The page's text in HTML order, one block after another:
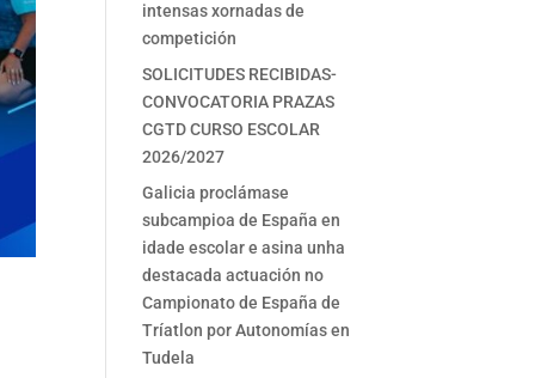
intensas xornadas de
competición
SOLICITUDES RECIBIDAS-
CONVOCATORIA PRAZAS
CGTD CURSO ESCOLAR
2026/2027
Galicia proclámase
subcampioa de España en
idade escolar e asina unha
destacada actuación no
Campionato de España de
Tríatlon por Autonomías en
Tudela